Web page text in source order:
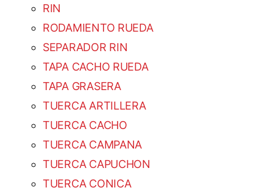
RIN
RODAMIENTO RUEDA
SEPARADOR RIN
TAPA CACHO RUEDA
TAPA GRASERA
TUERCA ARTILLERA
TUERCA CACHO
TUERCA CAMPANA
TUERCA CAPUCHON
TUERCA CONICA